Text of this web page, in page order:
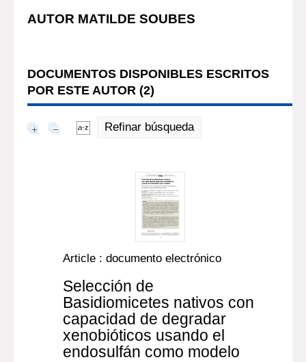
AUTOR MATILDE SOUBES
DOCUMENTOS DISPONIBLES ESCRITOS
POR ESTE AUTOR (2)
Refinar búsqueda
Article : documento electrónico
Selección de
Basidiomicetes nativos con
capacidad de degradar
xenobióticos usando el
endosulfán como modelo